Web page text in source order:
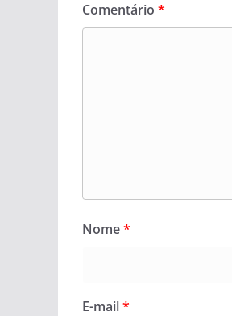
Comentário *
Nome*
E-mail*